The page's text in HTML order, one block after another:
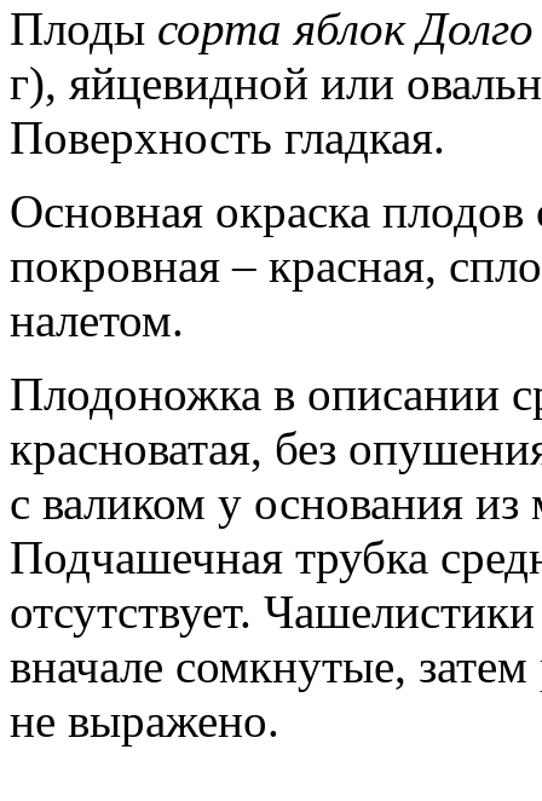
Плоды сорта яблок Долго
г), яйцевидной или
Поверхность гладкая.
Основная окраска
покровная – красная,
налетом.
Плодоножка в описании
красноватая, без
с валиком у основания
Подчашечная трубка
отсутствует.
вначале сомкнутые,
не выражено.